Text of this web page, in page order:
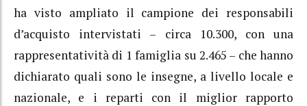
ha visto ampliato il campione dei responsabili
d’acquisto intervistati – circa 10.300, con una
rappresentatività di 1 famiglia su 2.465 – che hanno
dichiarato quali sono le insegne, a livello locale e
nazionale, e i reparti con il miglior rapporto